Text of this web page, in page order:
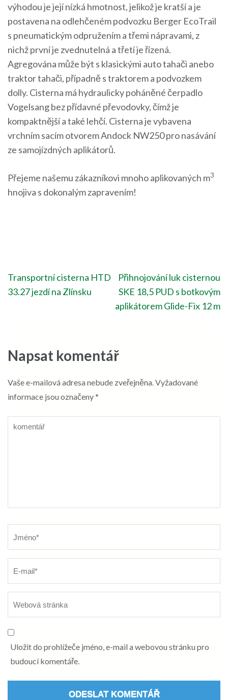
výhodou je její nízká hmotnost, jelikož je kratší a je
postavena na odlehčeném podvozku Berger EcoTrail
s pneumatickým odpružením a třemi nápravami, z
nichž první je zvednutelná a třetí je řízená.
Agregována může být s klasickými auto tahači anebo
traktor tahači, případně s traktorem a podvozkem
dolly. Cisterna má hydraulicky poháněné čerpadlo
Vogelsang bez přídavné převodovky, čímž je
kompaktnější a také lehčí. Cisterna je vybavena
vrchním sacím otvorem Andock NW250 pro nasávání
ze samojízdných aplikátorů.
Přejeme našemu zákazníkovi mnoho aplikovaných m3
hnojiva s dokonalým zapravením!
Navigace
pro
Transportní cisterna HTD
33.27 jezdí na Zlínsku
Přihnojování luk cisternou
SKE 18,5 PUD s botkovým
aplikátorem Glide-Fix 12 m
Napsat komentář
Vaše e-mailová adresa nebude zveřejněna.Vyžadované
informace jsou označeny*
komentář
Uložit do prohlížeče jméno, e-mail a webovou stránku pro
budoucí komentáře.